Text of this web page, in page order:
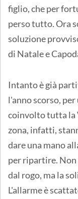
figlio, che per
perso tutto. Ora
soluzione
di Natale e
Intanto è già
l'anno scorso,
coinvolto tutta la
zona, infatti,
dare una mano
per ripartire.
dal rogo, ma la
L'allarme è